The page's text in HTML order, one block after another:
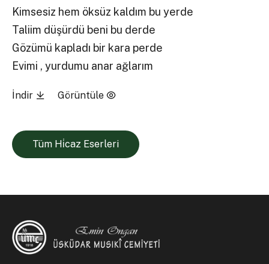
Kimsesiz hem öksüz kaldım bu yerde
Taliim düşürdü beni bu derde
Gözümü kapladı bir kara perde
Evimi , yurdumu anar ağlarım
İndir Görüntüle
Tüm Hi̇caz Eserleri